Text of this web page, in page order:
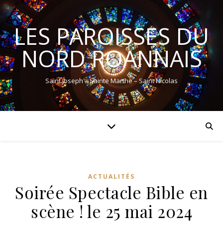
LES PAROISSES DU
NORD ROANNAIS
Saint Joseph – Sainte Marthe – Saint Nicolas
ACTUALITÉS
Soirée Spectacle Bible en
scène ! le 25 mai 2024